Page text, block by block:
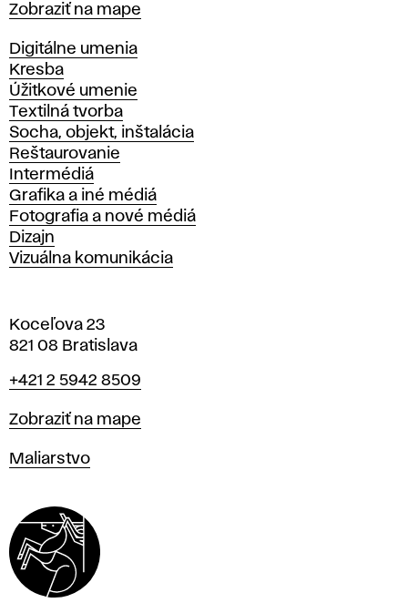
Mapa
Zobraziť na mape
Katedry
Digitálne umenia
Kresba
Úžitkové umenie
Textilná tvorba
Socha, objekt, inštalácia
Reštaurovanie
Intermédiá
Grafika a iné médiá
Fotografia a nové médiá
Dizajn
Vizuálna komunikácia
Koceľova 23
821 08 Bratislava
Telefón
+421 2 5942 8509
Mapa
Zobraziť na mape
Katedry
Maliarstvo